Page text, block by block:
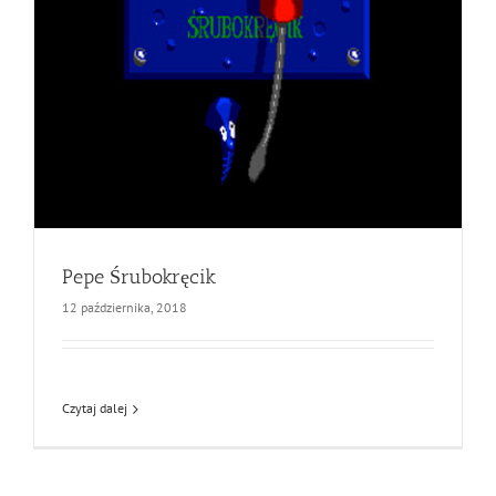
Pepe Śrubokręcik
12 października, 2018
Czytaj dalej